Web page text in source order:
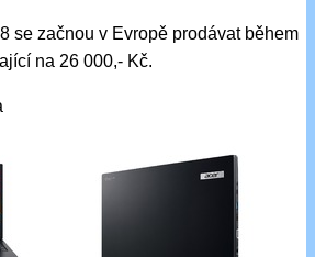
se začnou v Evropě prodávat během
na 26 000,- Kč.